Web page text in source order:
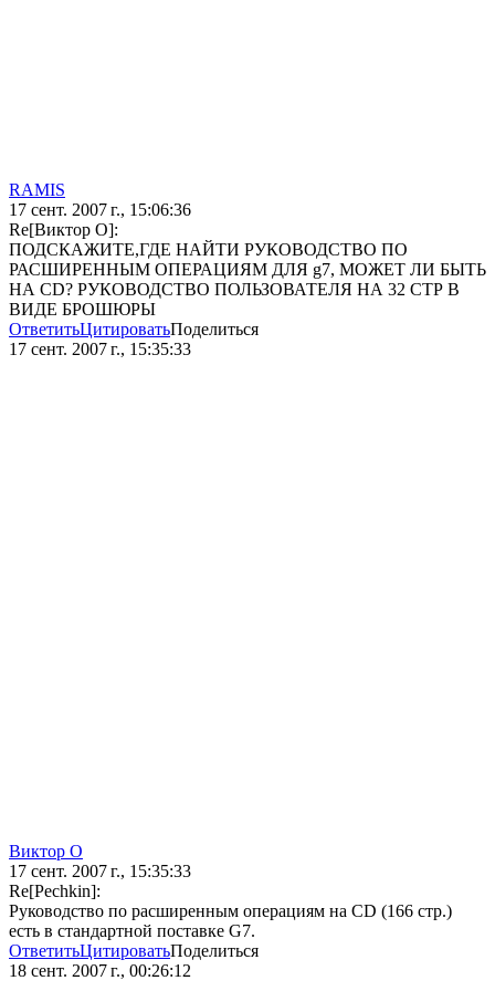
RAMIS
17 сент. 2007 г., 15:06:36
Re[Виктор О]:
ПОДСКАЖИТЕ,ГДЕ НАЙТИ РУКОВОДСТВО ПО
РАСШИРЕННЫМ ОПЕРАЦИЯМ ДЛЯ g7, МОЖЕТ ЛИ БЫТЬ
НА CD? РУКОВОДСТВО ПОЛЬЗОВАТЕЛЯ НА 32 СТР В
ВИДЕ БРОШЮРЫ
ОтветитьЦитироватьПоделиться
17 сент. 2007 г., 15:35:33
Виктор О
17 сент. 2007 г., 15:35:33
Re[Pechkin]:
Руководство по расширенным операциям на CD (166 стр.)
есть в стандартной поставке G7.
ОтветитьЦитироватьПоделиться
18 сент. 2007 г., 00:26:12